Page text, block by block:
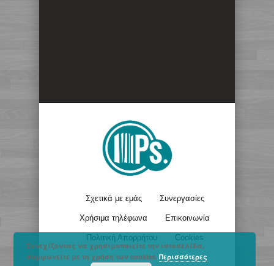
Σχετικά με εμάς Συνεργασίες
Χρήσιμα τηλέφωνα Επικοινωνία
Πολιτική Απορρήτου Cookies
Συνεχίζοντας να χρησιμοποιείτε την ιστοσελίδα,
συμφωνείτε με τη χρήση των cookies.Περισσότερες